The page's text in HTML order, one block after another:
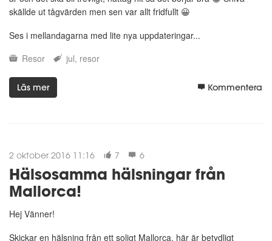
skällde ut tågvärden men sen var allt fridfullt 😀
Ses i mellandagarna med lite nya uppdateringar...
Resor
jul resor
Läs mer Kommentera
2 oktober 2016 11:16 7 6
Hälsosamma hälsningar från
Mallorca!
Hej Vänner!
Skickar en hälsning från ett soligt Mallorca, här är betydligt